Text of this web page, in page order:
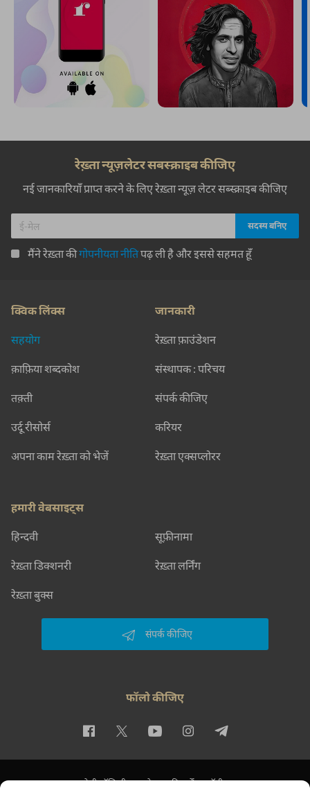
रेख़्ता न्यूज़लेटर सबस्क्राइब कीजिए
नई जानकारियाँ प्राप्त करने के लिए रेख़्ता न्यूज़ लेटर सब्स्क्राइब कीजिए
मैंने रेख़्ता कीगोपनीयता नीतिपढ़ ली है और इससे सहमत हूँ
क्विक लिंक्स
सहयोग
क़ाफ़िया शब्दकोश
तक़्ती
उर्दू रीसोर्स
अपना काम रेख़्ता को भेजें
जानकारी
रेख़्ता फ़ाउंडेशन
संस्थापक : परिचय
संपर्क कीजिए
करियर
रेख़्ता एक्सप्लोरर
हमारी वेबसाइट्स
हिन्दवी सूफ़ीनामा
रेख़्ता डिक्शनरी रेख़्ता लर्निंग
रेख़्ता बुक्स
संपर्क कीजिए
फॉलो कीजिए
प्राइवेसी पॉलिसी इस्तेमाल की शर्तें कॉपीराइट